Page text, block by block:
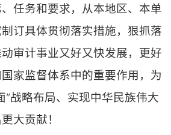
任务和要求，从本地区、本单
订具体贯彻落实措施，狠抓落
审计事业又好又快发展，更好
家监督体系中的重要作用，为
”战略布局、实现中华民族伟大
大贡献！